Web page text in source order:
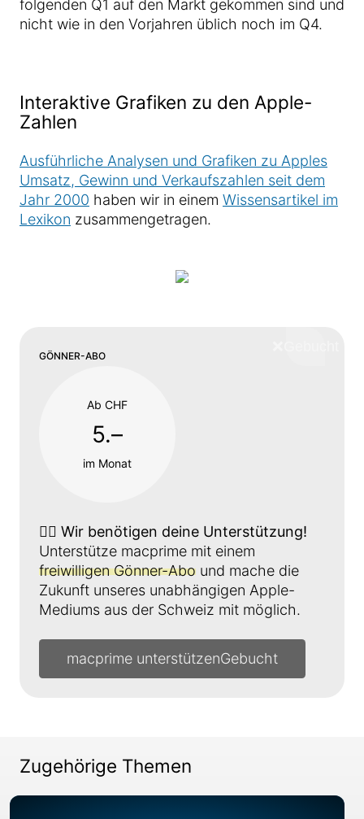
folgenden Q1 auf den Markt gekommen sind und
nicht wie in den Vorjahren üblich noch im Q4.
Interaktive Grafiken zu den Apple-
Zahlen
Ausführliche Analysen und Grafiken zu Apples
Umsatz, Gewinn und Verkaufszahlen seit dem
Jahr 2000 haben wir in einem Wissensartikel im
Lexikon zusammengetragen.
GÖNNER-ABO
Ab CHF
5.–
im Monat
👉🏼 Wir benötigen deine Unterstützung!
Unterstütze macprime mit einem
freiwilligen Gönner-Abo und mache die
Zukunft unseres unabhängigen Apple-
Mediums aus der Schweiz mit möglich.
macprime unterstützen
Zugehörige Themen